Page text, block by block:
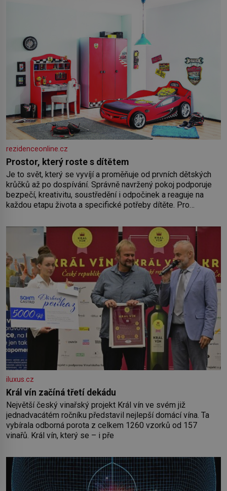
rezidenceonline.cz
Prostor, který roste s dítětem
Je to svět, který se vyvíjí a proměňuje od prvních dětských
krůčků až po dospívání. Správně navržený pokoj podporuje
bezpečí, kreativitu, soustředění i odpočinek a reaguje na
každou etapu života a specifické potřeby dítěte. Pro
by pokoj miminka měl působit především klidně a útulně.
Předškolní věk je
iluxus.cz
Král vín začíná třetí dekádu
Největší český vinařský projekt Král vín ve svém již
jednadvacátém ročníku představil nejlepší domácí vína. Ta
vybírala odborná porota z celkem 1260 vzorků od 157
vinařů. Král vín, který se – i pře